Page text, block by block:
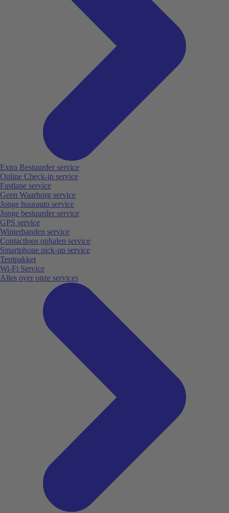
Extra Bestuurder service
Online Check-in service
Fastlane service
Geen Waarborg service
Jonge huurauto service
Jonge bestuurder service
GPS service
Winterbanden service
Contactloos ophalen service
Smartphone pick-up service
Tentpakket
Wi-Fi Service
Alles over onze services